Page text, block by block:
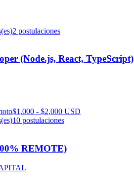
2 postulaciones
(Node.js, React, TypeScript)
$1,000 - $2,000 USD
10 postulaciones
REMOTE)